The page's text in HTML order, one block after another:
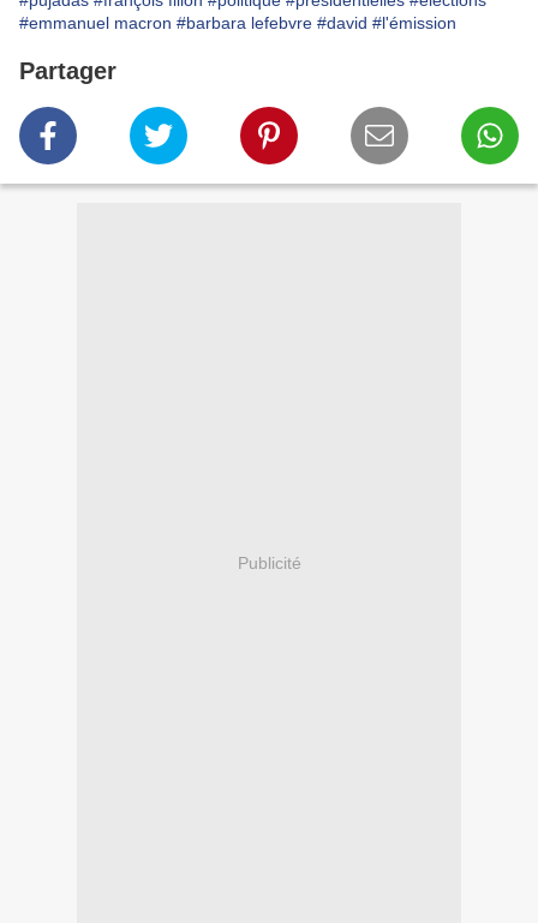
#emmanuel macron #barbara lefebvre #david #l'émission
Partager
Publicité